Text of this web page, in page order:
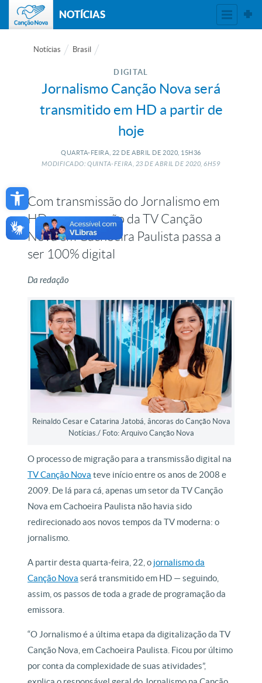
Open toolbar
NOTÍCIAS
Notícias Brasil
DIGITAL
Jornalismo Canção Nova será
transmitido em HD a partir de
hoje
QUARTA-FEIRA, 22 DE ABRIL DE 2020, 15H36
MODIFICADO: QUINTA-FEIRA, 23 DEABRIL DE2020, 6H59
Com transmissão do Jornalismo em
HD, programação da TV Canção
Nova em Cachoeira Paulista passa a
ser 100% digital
Da redação
Reinaldo Cesar e Catarina Jatobá, âncoras do Canção Nova
Notícias./ Foto: Arquivo Canção Nova
O processo de migração para a transmissão digital na
TV Canção Nova teve início entre os anos de 2008 e
2009. De lá para cá, apenas um setor da TV Canção
Nova em Cachoeira Paulista não havia sido
redirecionado aos novos tempos da TV moderna: o
jornalismo.
A partir desta quarta-feira, 22, o jornalismo da
Canção Nova será transmitido em HD — seguindo,
assim, os passos de toda a grade de programação da
emissora.
“O Jornalismo é a última etapa da digitalização da TV
Canção Nova, em Cachoeira Paulista. Ficou por último
por conta da complexidade de suas atividades”,